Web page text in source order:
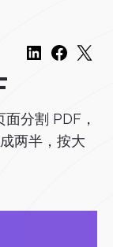
分割 PDF，
两半，按大